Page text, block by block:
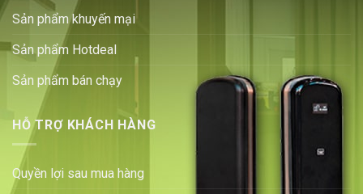
Sản phẩm khuyến mại
Sản phẩm Hotdeal
Sản phẩm bán chạy
HỖ TRỢ KHÁCH HÀNG
Quyền lợi sau mua hàng